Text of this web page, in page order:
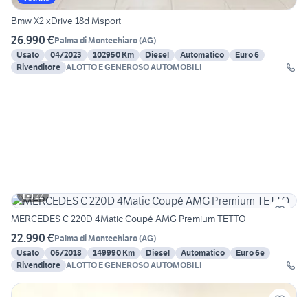
Bmw X2 xDrive 18d Msport
26.990 €Palma di Montechiaro(AG)
Usato
04/2023 102950 Km Diesel Automatico
Euro 6
Rivenditore ALOTTO E GENEROSO AUTOMOBILI
22
MERCEDES C 220D 4Matic Coupé AMG Premium TETTO
22.990 €Palma di Montechiaro(AG)
Usato
06/2018 149990 Km Diesel Automatico
Euro 6e
Rivenditore ALOTTO E GENEROSO AUTOMOBILI